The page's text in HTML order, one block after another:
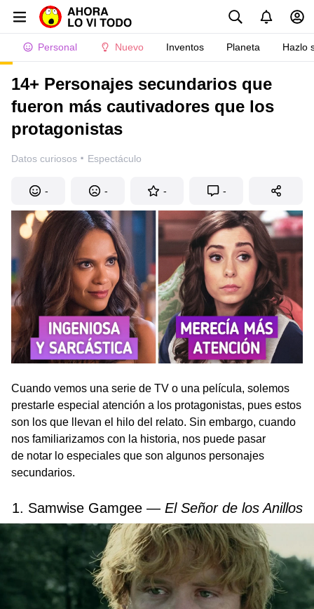
Personal Nuevo Inventos Planeta Hazlo
14+ Personajes secundarios que
fueron más cautivadores que los
protagonistas
Datos curiosos · Espectáculo
- - - -
Cuando vemos una serie de TV o una película, solemos
prestarle especial atención a los protagonistas, pues estos
son los que llevan el hilo del relato. Sin embargo, cuando
nos familiarizamos con la historia, nos puede pasar
de notar lo especiales que son algunos personajes
secundarios.
1. Samwise Gamgee — El Señor de los Anillos